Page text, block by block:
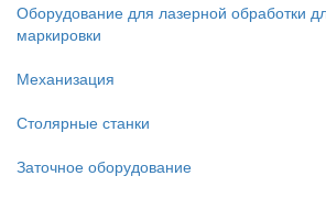
Оборудование для лазерной обработки
маркировки
Механизация
Столярные станки
Заточное оборудование